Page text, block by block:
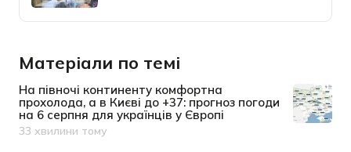
Матеріали по темі
На півночі континенту комфортна
прохолода, а в Києві до +37: прогноз погоди
на 6 серпня для українців у Європі
Дата публікації
33 хвилини тому